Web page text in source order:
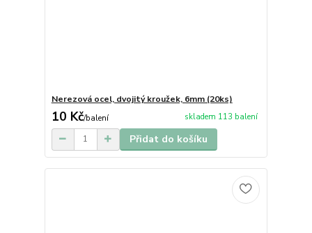
Nerezová ocel, dvojitý kroužek, 6mm (20ks)
10 Kč/balení skladem 113 balení
Přidat do košíku